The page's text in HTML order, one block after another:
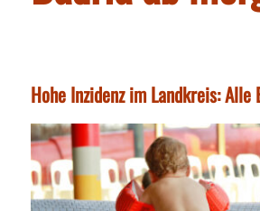
Hohe Inzidenz im Landkreis: